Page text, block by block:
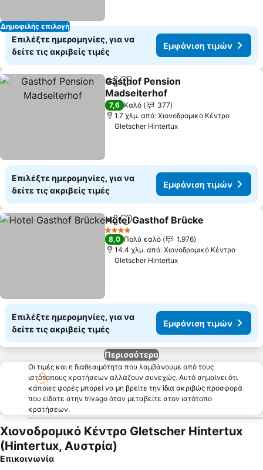
Δημοφιλής επιλογή
Επιλέξτε ημερομηνίες, για να
δείτε τις ακριβείς τιμές
Εμφάνιση τιμών
Κοινοποίηση
Προσθήκη στα αγαπημένα
Gasthof Pension
Madseiterhof
Εμφάνιση τιμών
7,6 Καλό
377
1.7 χλμ. από: Χιονοδρομικό Κέντρο
Gletscher Hintertux
Επιλέξτε ημερομηνίες, για να
δείτε τις ακριβείς τιμές
Εμφάνιση τιμών
Κοινοποίηση
Προσθήκη στα αγαπημένα
Hotel Gasthof Brücke
4 Αστέρια
8,0 Πολύ καλό
1.976
14.4 χλμ. από: Χιονοδρομικό Κέντρο
Gletscher Hintertux
Επιλέξτε ημερομηνίες, για να
δείτε τις ακριβείς τιμές
Εμφάνιση τιμών
Περισσότερα
Οι τιμές και η διαθεσιμότητα που λαμβάνουμε από τους
ιστότοπους κρατήσεων αλλάζουν συνεχώς. Αυτό σημαίνει ότι
κάποιες φορές μπορεί να μη βρείτε την ίδια ακριβώς προσφορά
που είδατε στην trivago όταν μεταβείτε στον ιστότοπο
κρατήσεων.
Χιονοδρομικό Κέντρο Gletscher Hintertux
(Hintertux, Αυστρία)
Επικοινωνία